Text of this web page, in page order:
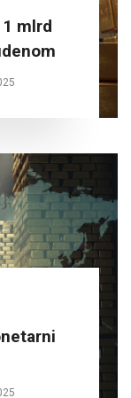
mlrd